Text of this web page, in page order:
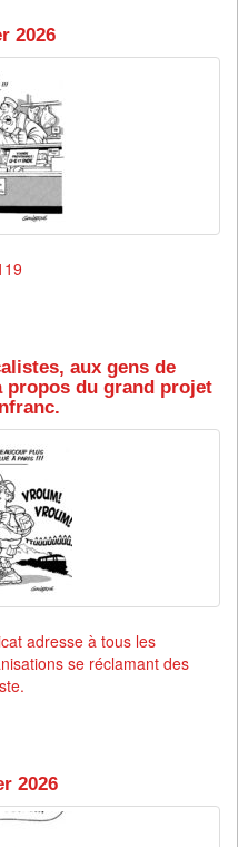
2026
aux gens de
propos du grand projet
adresse à tous les
se réclamant des
2026